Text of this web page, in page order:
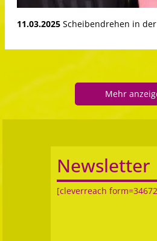
11.03.2025 Scheibendrehen in
Mehr
Newsletter
[cleverreach